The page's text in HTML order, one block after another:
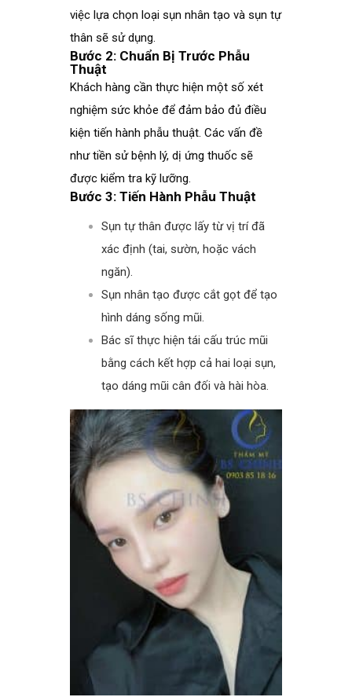
việc lựa chọn loại sụn nhân tạo và sụn tự
thân sẽ sử dụng.
Bước 2: Chuẩn Bị Trước Phẫu
Thuật
Khách hàng cần thực hiện một số xét
nghiệm sức khỏe để đảm bảo đủ điều
kiện tiến hành phẫu thuật. Các vấn đề
như tiền sử bệnh lý, dị ứng thuốc sẽ
được kiểm tra kỹ lưỡng.
Bước 3: Tiến Hành Phẫu Thuật
Sụn tự thân được lấy từ vị trí đã
xác định (tai, sườn, hoặc vách
ngăn).
Sụn nhân tạo được cắt gọt để tạo
hình dáng sống mũi.
Bác sĩ thực hiện tái cấu trúc mũi
bằng cách kết hợp cả hai loại sụn,
tạo dáng mũi cân đối và hài hòa.